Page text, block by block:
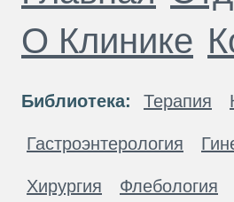
О Клинике
Библиотека: Терапия
Гастроэнтерология
Хирургия Флебология